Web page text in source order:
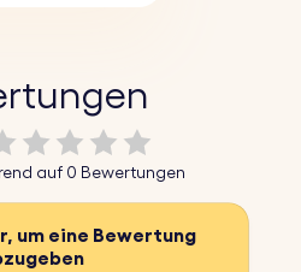
auf 0 Bewertungen
um eine Bewertung